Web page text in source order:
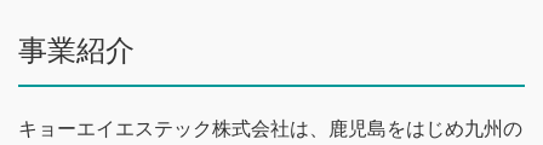
事業紹介
キョーエイエステック株式会社は、鹿児島をはじめ九州の